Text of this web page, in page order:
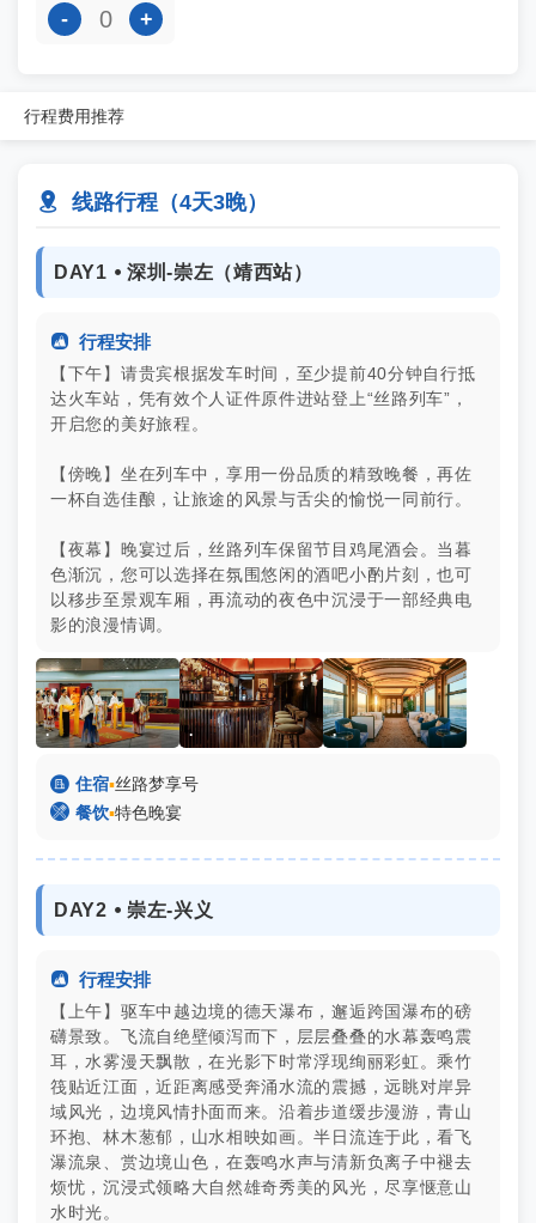
- +
行程费用推荐
 线路行程（4天3晚）
DAY1 ⦁ 深圳-崇左（靖西站）
 行程安排
【下午】请贵宾根据发车时间，至少提前40分钟自行抵
达火车站，凭有效个人证件原件进站登上“丝路列车”，
开启您的美好旅程。
【傍晚】坐在列车中，享用一份品质的精致晚餐，再佐
一杯自选佳酿，让旅途的风景与舌尖的愉悦一同前行。
【夜幕】晚宴过后，丝路列车保留节目鸡尾酒会。当暮
色渐沉，您可以选择在氛围悠闲的酒吧小酌片刻，也可
以移步至景观车厢，再流动的夜色中沉浸于一部经典电
影的浪漫情调。
. . .
 住宿▪丝路梦享号
 餐饮▪特色晚宴
DAY2 ⦁ 崇左-兴义
 行程安排
【上午】驱车中越边境的德天瀑布，邂逅跨国瀑布的磅
礴景致。飞流自绝壁倾泻而下，层层叠叠的水幕轰鸣震
耳，水雾漫天飘散，在光影下时常浮现绚丽彩虹。乘竹
筏贴近江面，近距离感受奔涌水流的震撼，远眺对岸异
域风光，边境风情扑面而来。沿着步道缓步漫游，青山
环抱、林木葱郁，山水相映如画。半日流连于此，看飞
瀑流泉、赏边境山色，在轰鸣水声与清新负离子中褪去
烦忧，沉浸式领略大自然雄奇秀美的风光，尽享惬意山
水时光。